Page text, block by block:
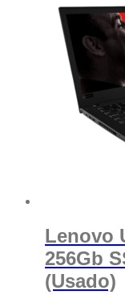
Lenovo
256Gb
(Usado)